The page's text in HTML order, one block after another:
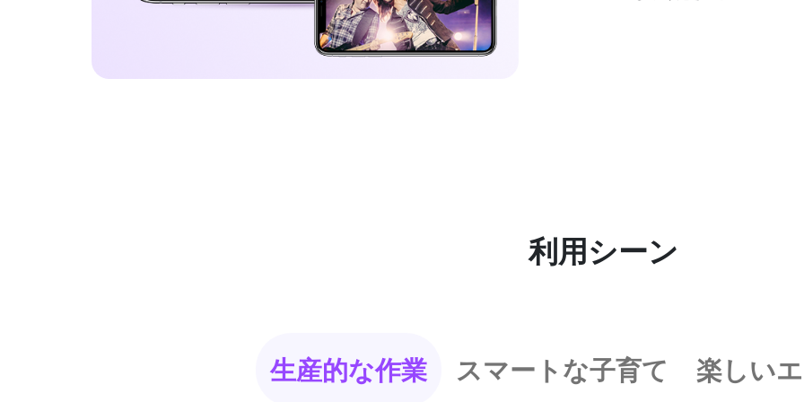
利用シーン
生産的な作業 スマートな子育て 楽しい